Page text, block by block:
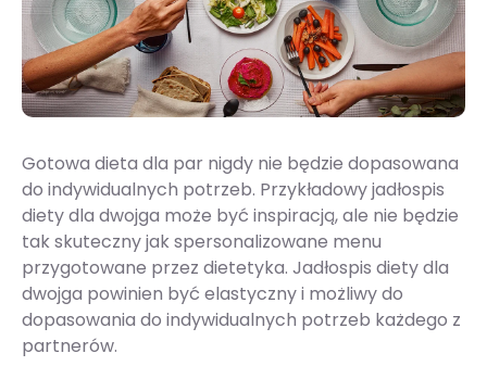
Gotowa dieta dla par nigdy nie będzie dopasowana
do indywidualnych potrzeb. Przykładowy jadłospis
diety dla dwojga może być inspiracją, ale nie będzie
tak skuteczny jak spersonalizowane menu
przygotowane przez dietetyka. Jadłospis diety dla
dwojga powinien być elastyczny i możliwy do
dopasowania do indywidualnych potrzeb każdego z
partnerów.